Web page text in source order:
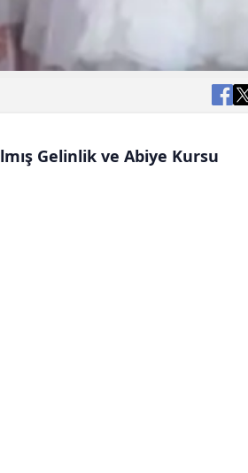
Gelinlik ve Abiye Kursu